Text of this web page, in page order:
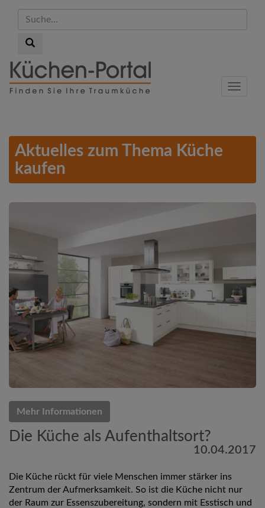
Suche...
Skip
to
main
Menu
Aktuelles zum Thema Küche
kaufen
Mehr Informationen
Die Küche als Aufenthaltsort?
10.04.2017
Die Küche rückt für viele Menschen immer stärker ins
Zentrum der Aufmerksamkeit. So ist die Küche nicht nur
der Raum zur Essenszubereitung, sondern mit Esstisch und